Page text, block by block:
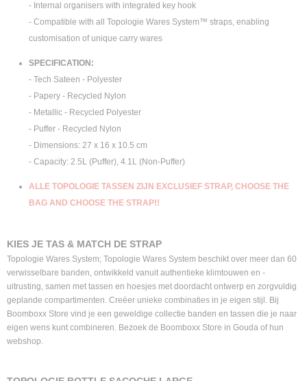
- Internal organisers with integrated key hook
- Compatible with all Topologie Wares System™ straps, enabling
customisation of unique carry wares
SPECIFICATION:
- Tech Sateen - Polyester
- Papery - Recycled Nylon
- Metallic - Recycled Polyester
- Puffer - Recycled Nylon
- Dimensions: 27 x 16 x 10.5 cm
- Capacity: 2.5L (Puffer), 4.1L (Non-Puffer)
ALLE TOPOLOGIE TASSEN ZIJN EXCLUSIEF STRAP, CHOOSE THE
BAG AND CHOOSE THE STRAP!!
KIES JE TAS & MATCH DE STRAP
Topologie Wares System; Topologie Wares System beschikt over meer dan 60
verwisselbare banden, ontwikkeld vanuit authentieke klimtouwen en -
uitrusting, samen met tassen en hoesjes met doordacht ontwerp en zorgvuldig
geplande compartimenten. Creëer unieke combinaties in je eigen stijl. Bij
Boomboxx Store vind je een geweldige collectie banden en tassen die je naar
eigen wens kunt combineren. Bezoek de Boomboxx Store in Gouda of hun
webshop.